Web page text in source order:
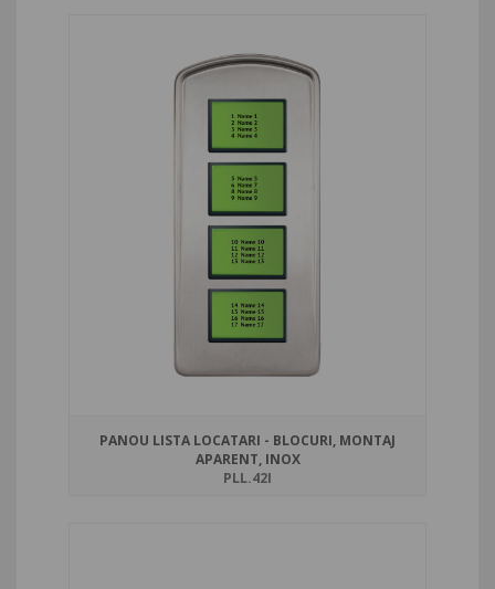
PANOU LISTA LOCATARI - BLOCURI, MONTAJ
APARENT, INOX
PLL.42I